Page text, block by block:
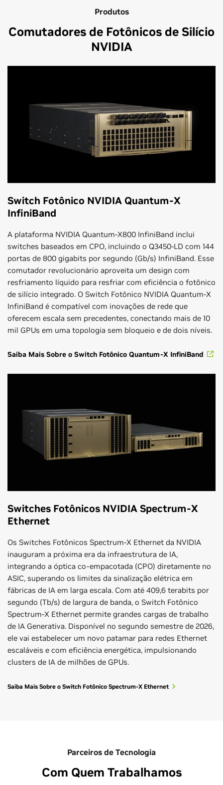
Produtos
Comutadores de Fotônicos de Silício
NVIDIA
Switch Fotônico NVIDIA Quantum-X
InfiniBand
A plataforma NVIDIA Quantum-X800 InfiniBand inclui
switches baseados em CPO, incluindo o Q3450-LD com 144
portas de 800 gigabits por segundo (Gb/s) InfiniBand. Esse
comutador revolucionário aproveita um design com
resfriamento líquido para resfriar com eficiência o fotônico
de silício integrado. O Switch Fotônico NVIDIA Quantum-X
InfiniBand é compatível com inovações de rede que
oferecem escala sem precedentes, conectando mais de 10
mil GPUs em uma topologia sem bloqueio e de dois níveis.
Saiba Mais Sobre o Switch Fotônico Quantum-X InfiniBand
Switches Fotônicos NVIDIA Spectrum-X
Ethernet
Os Switches Fotônicos Spectrum-X Ethernet da NVIDIA
inauguram a próxima era da infraestrutura de IA,
integrando a óptica co-empacotada (CPO) diretamente no
ASIC, superando os limites da sinalização elétrica em
fábricas de IA em larga escala. Com até 409,6 terabits por
segundo (Tb/s) de largura de banda, o Switch Fotônico
Spectrum-X Ethernet permite grandes cargas de trabalho
de IA Generativa. Disponível no segundo semestre de 2026,
ele vai estabelecer um novo patamar para redes Ethernet
escaláveis e com eficiência energética, impulsionando
clusters de IA de milhões de GPUs.
Saiba Mais Sobre o Switch Fotônico Spectrum-X Ethernet
Parceiros de Tecnologia
Com Quem Trabalhamos